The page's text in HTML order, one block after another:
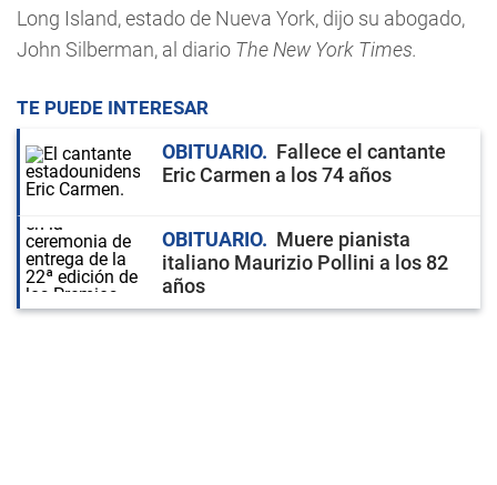
Long Island, estado de Nueva York, dijo su abogado,
John Silberman, al diario The New York Times.
TE PUEDE INTERESAR
OBITUARIO
Fallece el cantante
Eric Carmen a los 74 años
OBITUARIO
Muere pianista
italiano Maurizio Pollini a los 82
años